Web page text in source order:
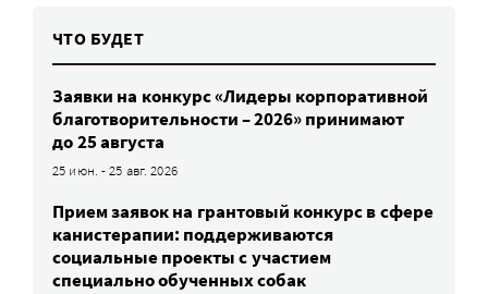
ЧТО БУДЕТ
Заявки на конкурс «Лидеры корпоративной
благотворительности – 2026» принимают
до 25 августа
25 июн. - 25 авг. 2026
Прием заявок на грантовый конкурс в сфере
канистерапии: поддерживаются
социальные проекты с участием
специально обученных собак